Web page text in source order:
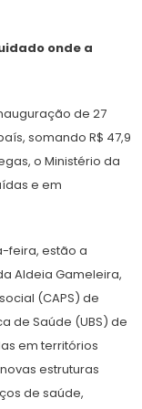
onde a
de 27
somando R$ 47,9
o Ministério da
e em
feira, estão a
Aldeia Gameleira,
(CAPS) de
de Saúde (UBS) de
em territórios
estruturas
de saúde,